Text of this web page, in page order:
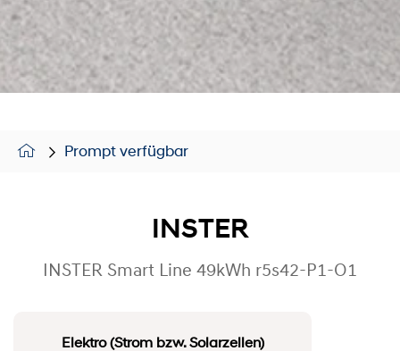
Prompt verfügbar
INSTER
INSTER Smart Line 49kWh r5s42-P1-O1
Elektro (Strom bzw. Solarzellen)